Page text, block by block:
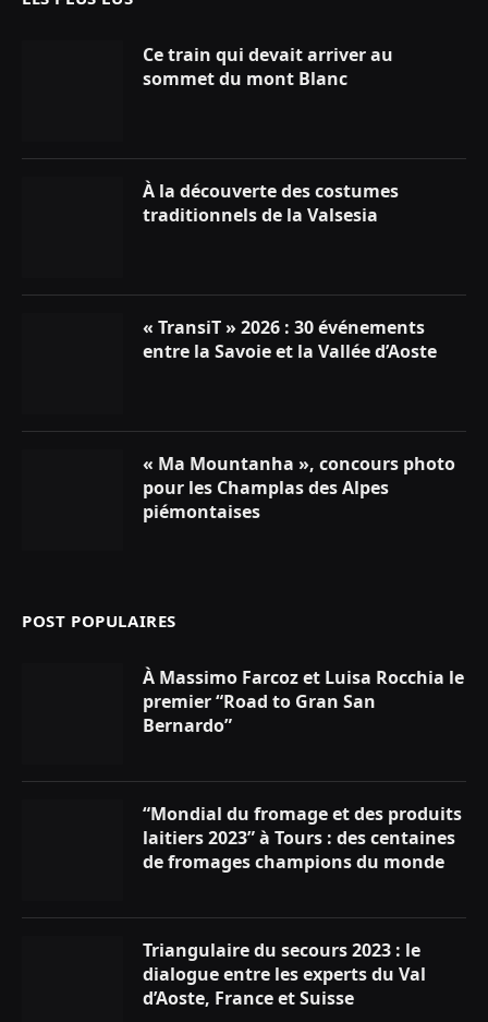
Ce train qui devait arriver au
sommet du mont Blanc
À la découverte des costumes
traditionnels de la Valsesia
« TransiT » 2026 : 30 événements
entre la Savoie et la Vallée d’Aoste
« Ma Mountanha », concours photo
pour les Champlas des Alpes
piémontaises
POST POPULAIRES
À Massimo Farcoz et Luisa Rocchia le
premier “Road to Gran San
Bernardo”
“Mondial du fromage et des produits
laitiers 2023” à Tours : des centaines
de fromages champions du monde
Triangulaire du secours 2023 : le
dialogue entre les experts du Val
d’Aoste, France et Suisse